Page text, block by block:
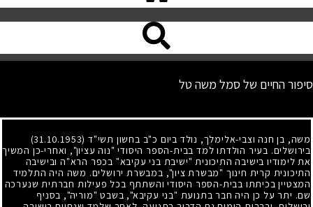
סיפור החיים של סמל משה טל
משה, בן חנה וצבי-אלימלך, נולד ביום כ"ב בחשון תשי"ד (31.10.1953)
בירושלים. בעיר הולדתו למד בבית-הספר היסודי "נוה עציון", ואחרי-כן המשיך
את לימודיו בישיבה התיכונית "ישיבת בני עקיבא" בכפר הרא"ה ובישיבה
התיכונית קרית חינוך "מבשרת ציון", במבשרת ירושלים. משה היה התלמיד
המצטיין בכיתתו בבית-הספר היסודי והשתתף בכל פעילות חברתית שנערכה
שם. יתר על כן היה חבר בתנועת "בני עקיבא", בשבט "מוריה", בסניף